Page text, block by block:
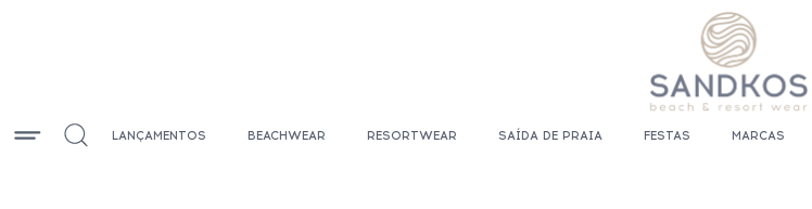
LANÇAMENTOS BEACHWEAR RESORTWEAR SAÍDA DE PRAIA FESTAS MARCAS